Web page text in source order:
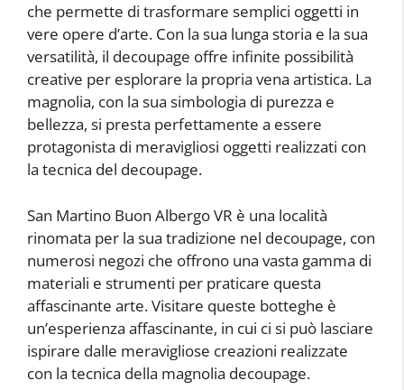
che permette di trasformare semplici oggetti in
vere opere d’arte. Con la sua lunga storia e la sua
versatilità, il decoupage offre infinite possibilità
creative per esplorare la propria vena artistica. La
magnolia, con la sua simbologia di purezza e
bellezza, si presta perfettamente a essere
protagonista di meravigliosi oggetti realizzati con
la tecnica del decoupage.
San Martino Buon Albergo VR è una località
rinomata per la sua tradizione nel decoupage, con
numerosi negozi che offrono una vasta gamma di
materiali e strumenti per praticare questa
affascinante arte. Visitare queste botteghe è
un’esperienza affascinante, in cui ci si può lasciare
ispirare dalle meravigliose creazioni realizzate
con la tecnica della magnolia decoupage.